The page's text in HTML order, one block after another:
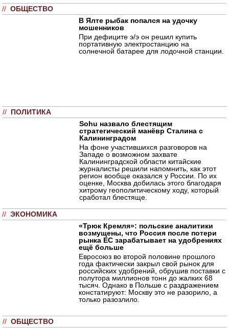
// ОБЩЕСТВО
В Ялте рыбак попался на удочку
мошенников
При дефиците э/э он решил купить
портативную электростанцию на
солнечной батарее для лодочной станции.
// ПОЛИТИКА
Sohu назвало блестящим
стратегический манёвр Сталина с
Калининградом
На фоне участившихся разговоров на
Западе о возможном захвате
Калининградской области китайские
журналисты решили напомнить, как этот
регион вообще оказался у России. По их
оценке, Москва добилась этого благодаря
хитрому геополитическому ходу, который
сработал блестяще.
// ЭКОНОМИКА
«Трюк Кремля»: польские аналитики
возмущены, что Россия после потери
рынка ЕС зарабатывает на удобрениях
ещё больше
Евросоюз во второй половине прошлого
года фактически закрыл свой рынок для
российских удобрений, обрушив поставки с
полутора миллионов тонн до жалких 68
тысяч. Однако в Польше с раздражением
констатируют: Москву это не разорило, а
только разозлило.
// ОБЩЕСТВО